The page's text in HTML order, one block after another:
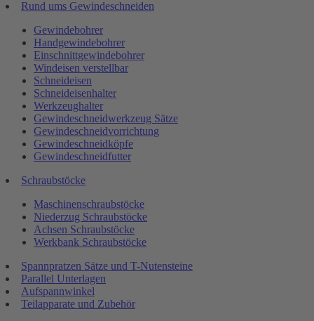
Rund ums Gewindeschneiden
Gewindebohrer
Handgewindebohrer
Einschnittgewindebohrer
Windeisen verstellbar
Schneideisen
Schneideisenhalter
Werkzeughalter
Gewindeschneidwerkzeug Sätze
Gewindeschneidvorrichtung
Gewindeschneidköpfe
Gewindeschneidfutter
Schraubstöcke
Maschinenschraubstöcke
Niederzug Schraubstöcke
Achsen Schraubstöcke
Werkbank Schraubstöcke
Spannpratzen Sätze und T-Nutensteine
Parallel Unterlagen
Aufspannwinkel
Teilapparate und Zubehör